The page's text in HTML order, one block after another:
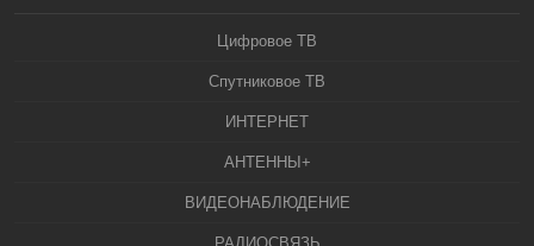
Цифровое ТВ
Спутниковое ТВ
ИНТЕРНЕТ
АНТЕННЫ+
ВИДЕОНАБЛЮДЕНИЕ